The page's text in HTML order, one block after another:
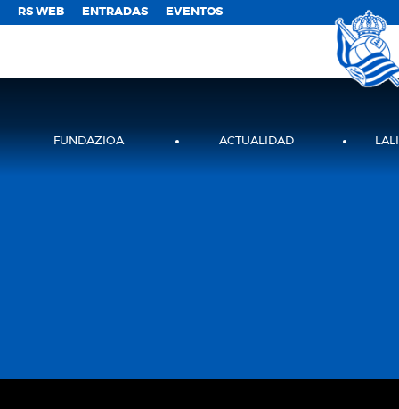
RS WEB ENTRADAS EVENTOS
FUNDAZIOA ACTUALIDAD